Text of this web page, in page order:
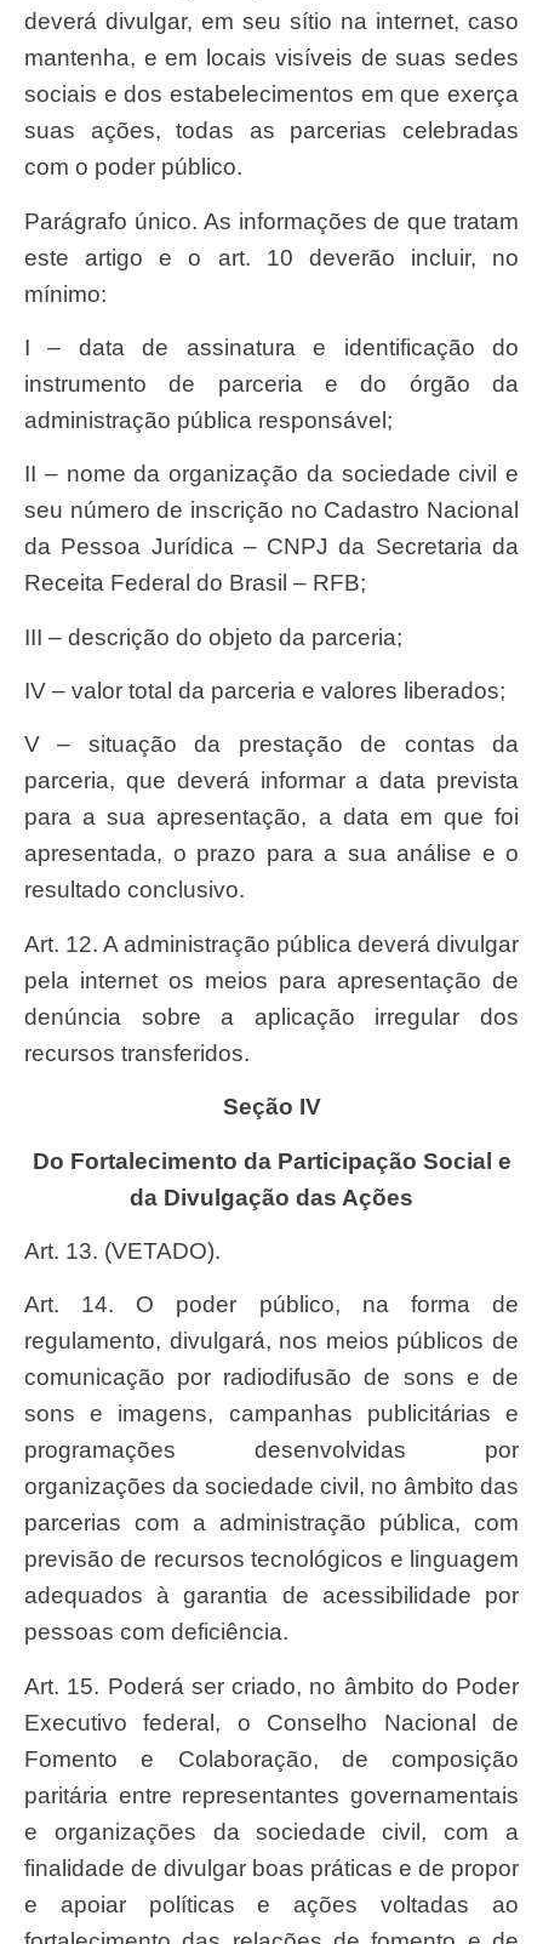
deverá divulgar, em seu sítio na internet, caso
mantenha, e em locais visíveis de suas sedes
sociais e dos estabelecimentos em que exerça
suas ações, todas as parcerias celebradas
com o poder público.
Parágrafo único. As informações de que tratam
este artigo e o art. 10 deverão incluir, no
mínimo:
I – data de assinatura e identificação do
instrumento de parceria e do órgão da
administração pública responsável;
II – nome da organização da sociedade civil e
seu número de inscrição no Cadastro Nacional
da Pessoa Jurídica – CNPJ da Secretaria da
Receita Federal do Brasil – RFB;
III – descrição do objeto da parceria;
IV – valor total da parceria e valores liberados;
V – situação da prestação de contas da
parceria, que deverá informar a data prevista
para a sua apresentação, a data em que foi
apresentada, o prazo para a sua análise e o
resultado conclusivo.
Art. 12. A administração pública deverá divulgar
pela internet os meios para apresentação de
denúncia sobre a aplicação irregular dos
recursos transferidos.
Seção IV
Do Fortalecimento da Participação Social e
da Divulgação das Ações
Art. 13. (VETADO).
Art. 14. O poder público, na forma de
regulamento, divulgará, nos meios públicos de
comunicação por radiodifusão de sons e de
sons e imagens, campanhas publicitárias e
programações desenvolvidas por
organizações da sociedade civil, no âmbito das
parcerias com a administração pública, com
previsão de recursos tecnológicos e linguagem
adequados à garantia de acessibilidade por
pessoas com deficiência.
Art. 15. Poderá ser criado, no âmbito do Poder
Executivo federal, o Conselho Nacional de
Fomento e Colaboração, de composição
paritária entre representantes governamentais
e organizações da sociedade civil, com a
finalidade de divulgar boas práticas e de propor
e apoiar políticas e ações voltadas ao